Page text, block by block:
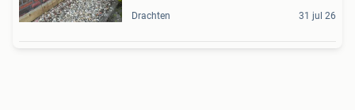
Drachten 31 jul 26